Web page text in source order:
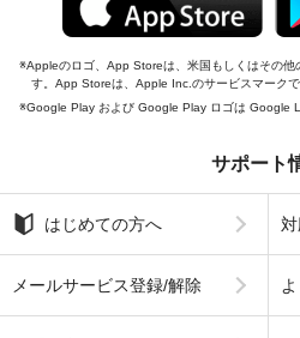
Appleのロゴ、App Storeは、米国もしくはその
す。App Storeは、Apple Inc.のサービスマークで
Google Play および Google Play ロゴは Google
サポート
はじめての方へ
メールサービス登録/解除